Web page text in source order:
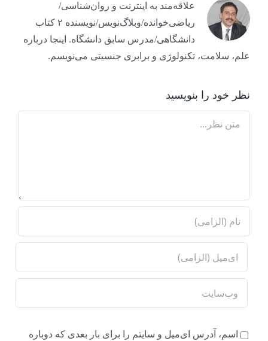
علاقه‌مند به اینترنت و روان‌شناسی/
ریاضی‌خوانده/وبلاگ‌نویس/نویسنده ۲ کتاب
دانشگاهی/مدرس سابق دانشگاه. اینجا درباره
علم، سلامت، تکنولوژی و برابری جنسیتی می‌نویسم.
نظر خود را بنویسید
Comment
اسم، آدرس ای‌میل و سایتم را برای بار بعدی که دوباره